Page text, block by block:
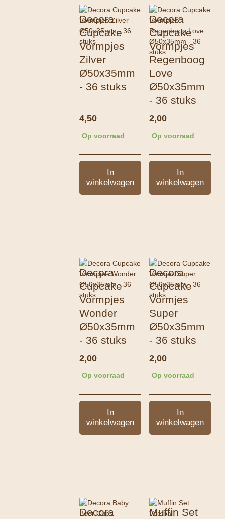
Decora
Cupcake
Vormpjes
Zilver
Ø50x35mm
- 36 stuks
4,50
Op voorraad
In
winkelwagen
Decora
Cupcake
Vormpjes
Regenboog
Love
Ø50x35mm
- 36 stuks
2,00
Op voorraad
In
winkelwagen
Decora
Cupcake
Vormpjes
Wonder
Ø50x35mm
- 36 stuks
2,00
Op voorraad
In
winkelwagen
Decora
Cupcake
Vormjes
Super
Ø50x35mm
- 36 stuks
2,00
Op voorraad
In
winkelwagen
Decora
Muffin Set